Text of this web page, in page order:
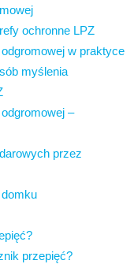
ochronne LPZ
w praktyce
myślenia
–
przez
przepięć?